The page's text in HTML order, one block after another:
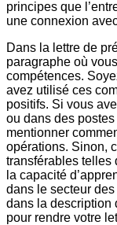
principes que
une connexion
Dans la lettre de
paragraphe où
compétences.
avez utilisé ces
positifs. Si vous
ou dans des postes
mentionner
opérations. Sinon,
transférables telles
la capacité
dans le secteur
dans la description
pour rendre votre